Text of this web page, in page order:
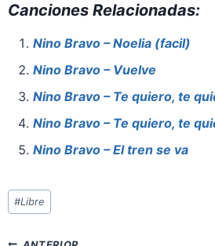
c
e
b
o
o
k
er
e
st
at
s
A
p
p
st
o
o
n
ai
Canciones Relacionadas:
Nino Bravo – Noelia (facil)
Nino Bravo – Vuelve
Nino Bravo – Te quiero, te
Nino Bravo – Te quiero, te
Nino Bravo – El tren se va
Etiquetas
de
#Libre